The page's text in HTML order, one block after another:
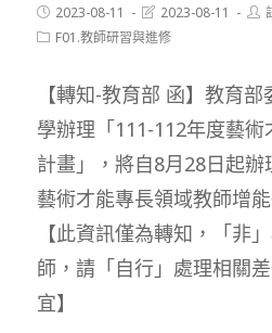
Post
published:
2023-08-11
Post
last
modified:
2023-08-11
PostF01.教師研習與進修
【轉知-教育部 函】教育
學辦理「111-112年度藝
計畫」，將自8月28日起
藝術才能專長領域教師增能
【此資訊僅為轉知，「非
師，請「自行」處理相關
宜】